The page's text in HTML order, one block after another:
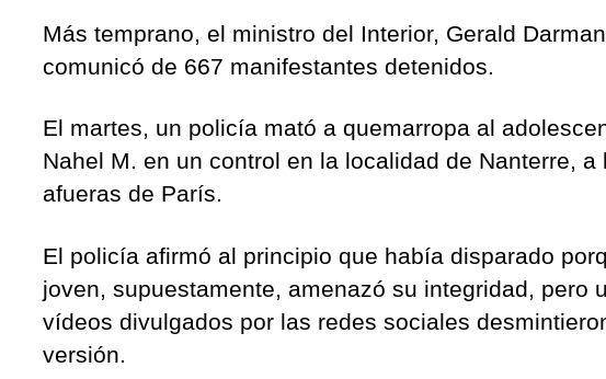
Más temprano, el ministro del Interior, Gerald
comunicó de 667 manifestantes detenidos.
El martes, un policía mató a quemarropa al
Nahel M. en un control en la localidad de Nanterre, a
afueras de París.
El policía afirmó al principio que había disparado
joven, supuestamente, amenazó su integridad, pero
vídeos divulgados por las redes sociales
versión.